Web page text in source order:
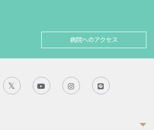
病院へのアクセス